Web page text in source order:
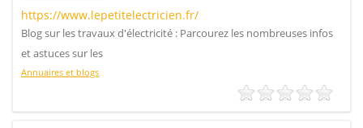
https://www.lepetitelectricien.fr/
Blog sur les travaux d'électricité : Parcourez les nombreuses infos
et astuces sur les
Annuaires et blogs